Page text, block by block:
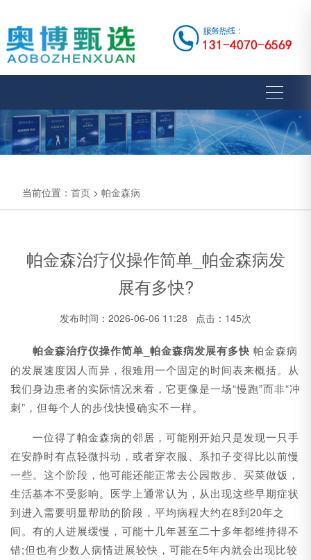
当前位置： 首页 > 帕金森病
帕金森治疗仪操作简单_帕金森病发
展有多快?
发布时间：2026-06-06 11:28 点击：145次
帕金森治疗仪操作简单_ 帕金森病发展有多快 帕金森病
的发展速度因人而异，很难用一个固定的时间表来概括。从
我们身边患者的实际情况来看，它更像是一场“慢跑”而非“冲
刺”，但每个人的步伐快慢确实不一样。
一位得了帕金森病的邻居，可能刚开始只是发现一只手
在安静时有点轻微抖动，或者穿衣服、系扣子变得比以前慢
一些。这个阶段，他可能还能正常去公园散步、买菜做饭，
生活基本不受影响。医学上通常认为，从出现这些早期症状
到进入需要明显帮助的阶段，平均病程大约在8到20年之
间。有的人进展缓慢，可能十几年甚至二十多年都维持得不
错;但也有少数人病情进展较快，可能在5年内就会出现比较